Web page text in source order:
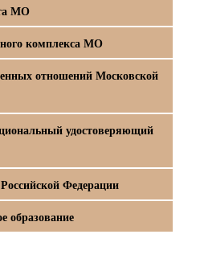
МО
комплекса МО
отношений Московской
удостоверяющий
Федерации
образование